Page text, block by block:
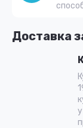
Доставка